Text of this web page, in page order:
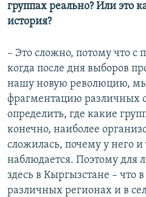
группах реально? Или это
история?
– Это сложно, потому что с
когда после дня выборов
нашу новую революцию,
фрагментацию различных
определить, где какие
конечно, наиболее
сложилась, почему у него и
наблюдается. Поэтому для
здесь в Кыргызстане – что
различных регионах и в